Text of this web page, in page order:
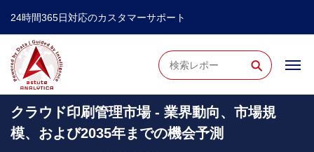
24時間365日対応のカスタマーサポート
⚲
クラウド印刷管理市場 - 業界動向、市場規
模、および2035年までの機会予測